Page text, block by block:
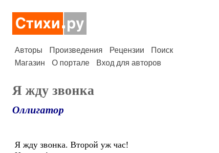
Авторы Произведения Рецензии
Поиск
Магазин
О портале Вход для авторов
Я жду звонка
Оллигатор
Я жду звонка. Второй уж час!